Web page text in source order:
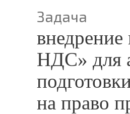
Задача
НДС» для
на право